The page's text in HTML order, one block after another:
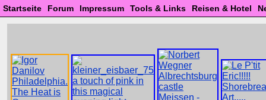
Startseite Forum Impressum Tools & Links Reisen & Hotel